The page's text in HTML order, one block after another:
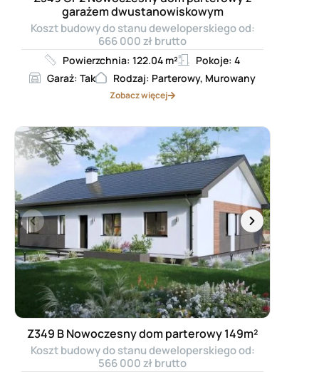
garażem dwustanowiskowym
Koszt budowy do stanu deweloperskiego od:
666 000 zł brutto
Powierzchnia: 122.04 m²
Pokoje: 4
Garaż: Tak
Rodzaj: Parterowy, Murowany
Zobacz więcej
Z349 B Nowoczesny dom parterowy 149m²
Koszt budowy do stanu deweloperskiego od:
566 000 zł brutto